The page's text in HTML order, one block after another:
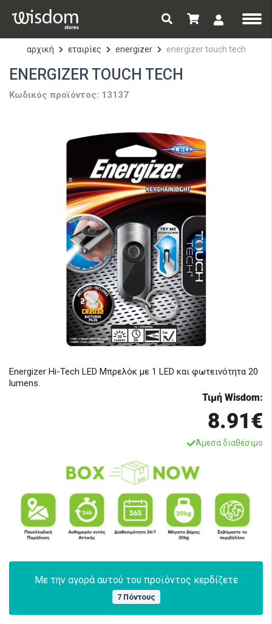
αρχική εταιρίες energizer energizer touch tech
ENERGIZER TOUCH TECH
Κωδικός προϊόντος: 13137
Energizer Hi-Tech LED Μπρελόκ με 1 LED και φωτεινότητα 20
lumens.
Τιμή Wisdom:
8.91€
Άμεσα διαθέσιμο
Με την αγορά αυτού του προϊόντος κερδίζετε
7 Πόντους